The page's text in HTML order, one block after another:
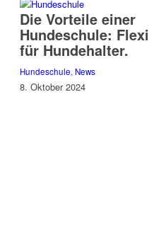
Die Vorteile einer
Hundeschule:
für Hundehalter.
Hundeschule, News
8. Oktober 2024